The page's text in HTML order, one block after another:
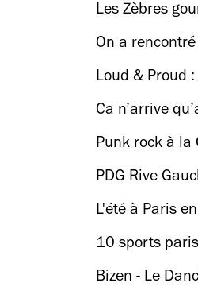
Les Zèbres
On a
Loud & Proud
Ca n’arrive
Punk rock à la
PDG Rive
L'été à Paris
10 sports
Bizen - Le